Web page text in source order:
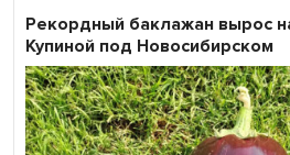
Рекордный баклажан вырос
Купиной под Новосибирском